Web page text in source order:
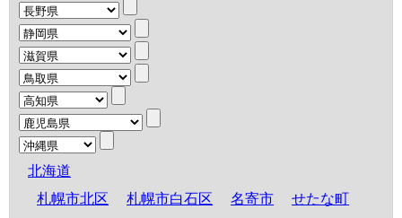
北海道
札幌市北区
札幌市白石区 名寄市 せたな町